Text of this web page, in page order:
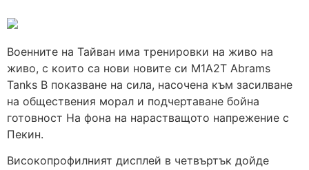
Военните на Тайван има тренировки на живо на
живо, с които са нови новите си M1A2T Abrams
Tanks В показване на сила, насочена към засилване
на обществения морал и подчертаване бойна
готовност На фона на нарастващото напрежение с
Пекин.
Високопрофилният дисплей в четвъртък дойде